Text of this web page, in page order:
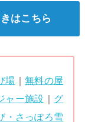
はこちら
場 ｜無料の屋
ャー施設 ｜ グ
・さっぽろ雪